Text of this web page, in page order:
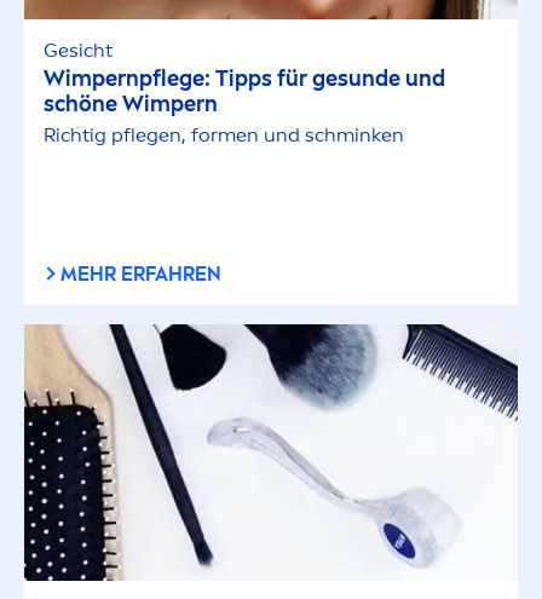
Gesicht
Wimpernpflege: Tipps für gesunde und
schöne Wimpern
Richtig pflegen, formen und schminken
MEHR ERFAHREN